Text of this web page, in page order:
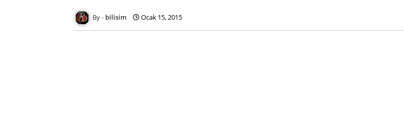
bilisim Ocak 15, 2015